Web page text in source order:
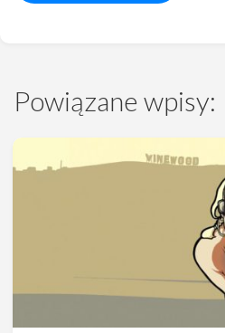
Powiązane wpisy: